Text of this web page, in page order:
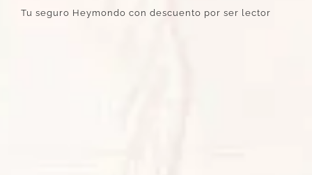
Tu seguro Heymondo con descuento por ser lector